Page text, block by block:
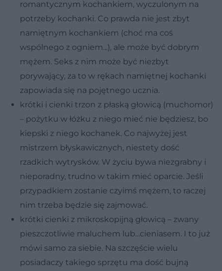
romantycznym kochankiem, wyczulonym na
potrzeby kochanki. Co prawda nie jest zbyt
namiętnym kochankiem (choć ma coś
wspólnego z ogniem...), ale może być dobrym
mężem. Seks z nim może być niezbyt
porywający, za to w rękach namiętnej kochanki
zapowiada się na pojętnego ucznia.
krótki i cienki trzon z płaską głowicą (muchomor)
– pożytku w łóżku z niego mieć nie będziesz, bo
kiepski z niego kochanek. Co najwyżej jest
mistrzem błyskawicznych, niestety dość
rzadkich wytrysków. W życiu bywa niezgrabny i
nieporadny, trudno w takim mieć oparcie. Jeśli
przypadkiem zostanie czyimś mężem, to raczej
nim trzeba będzie się zajmować.
krótki cienki z mikroskopijną głowicą – zwany
pieszczotliwie maluchem lub...cieniasem. I to już
mówi samo za siebie. Na szczęście wielu
posiadaczy takiego sprzętu ma dość bujną